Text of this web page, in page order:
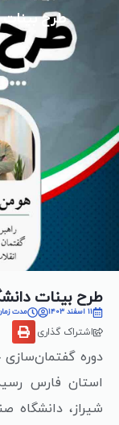
طرح بینات
طرح بینات
مدت زمان مطالعه:
اشتراک گذاری
دوره گفتمان‌سازی
استان فارس رسید: